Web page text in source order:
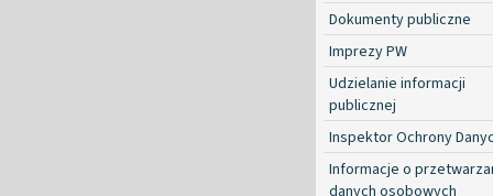
Dokumenty publiczne
Imprezy PW
Udzielanie informacji
publicznej
Inspektor Ochrony
Informacje o
danych osobowych